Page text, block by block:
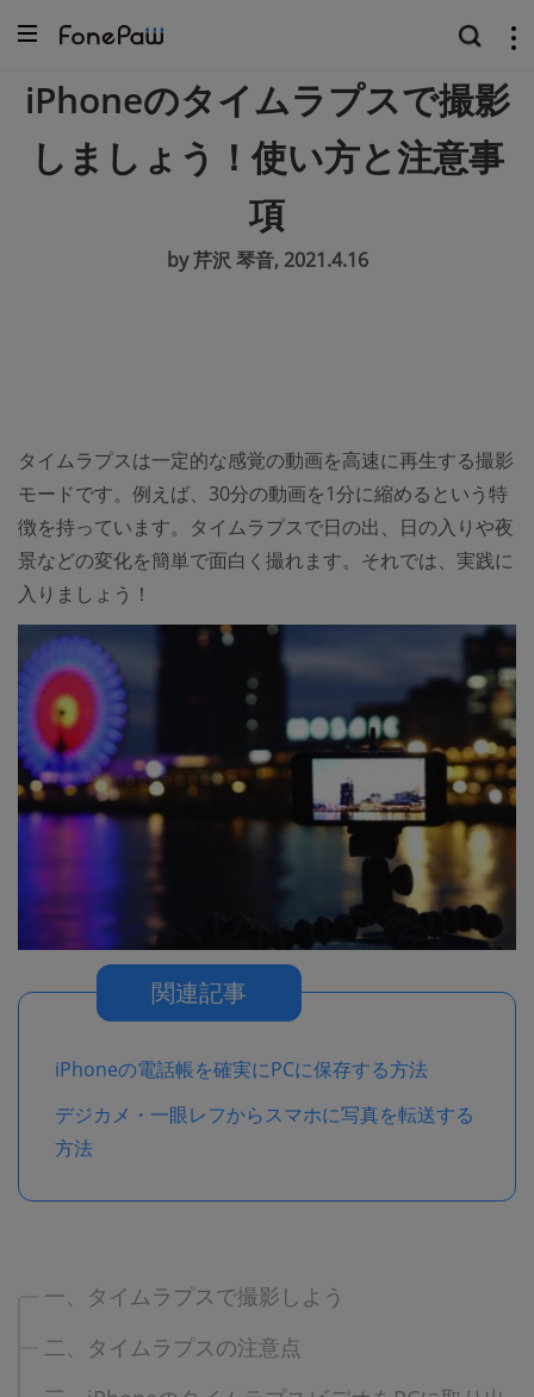
iPhoneのタイムラプスで撮影
しましょう！使い方と注意事
項
by 芹沢 琴音, 2021.4.16
タイムラプスは一定的な感覚の動画を高速に再生する撮影
モードです。例えば、30分の動画を1分に縮めるという特
徴を持っています。タイムラプスで日の出、日の入りや夜
景などの変化を簡単で面白く撮れます。それでは、実践に
入りましょう！
関連記事
iPhoneの電話帳を確実にPCに保存する方法
デジカメ・一眼レフからスマホに写真を転送する
方法
一、タイムラプスで撮影しよう
二、タイムラプスの注意点